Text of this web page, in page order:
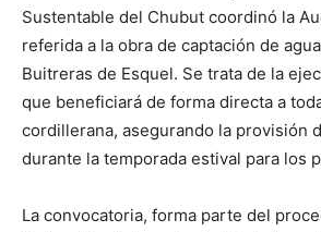
Sustentable del Chubut coordinó la
referida a la obra de captación de
Buitreras de Esquel. Se trata de la
que beneficiará de forma directa a
cordillerana, asegurando la provisión
durante la temporada estival para los
La convocatoria, forma parte del